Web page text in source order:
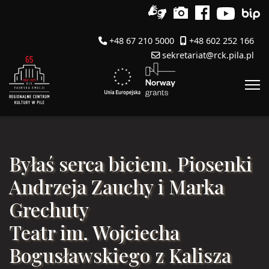
+48 67 210 5000
+48 602 252 166
sekretariat@rck.pila.pl
Byłaś serca biciem. Piosenki
Andrzeja Zauchy i Marka
Grechuty
Teatr im. Wojciecha
Bogusławskiego z Kalisza